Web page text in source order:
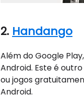
2. Handango
Além do Google
Android. Este é
ou jogos
Android.